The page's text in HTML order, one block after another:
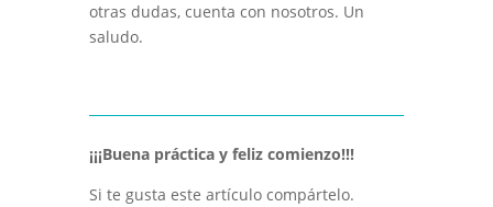
otras dudas, cuenta con nosotros. Un
saludo.
¡¡¡Buena práctica y feliz comienzo!!!
Si te gusta este artículo compártelo.